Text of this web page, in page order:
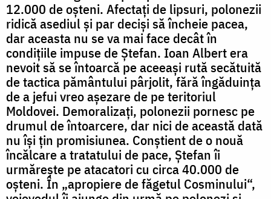
12.000 de oșteni. Afectați de lipsuri, polonezii
ridică asediul și par deciși să încheie pacea,
dar aceasta nu se va mai face decât în
condițiile impuse de Ștefan. Ioan Albert era
nevoit să se întoarcă pe aceeași rută secătuită
de tactica pământului pârjolit, fără îngăduința
de a jefui vreo așezare de pe teritoriul
Moldovei. Demoralizați, polonezii pornesc pe
drumul de întoarcere, dar nici de această dată
nu își țin promisiunea. Conștient de o nouă
încălcare a tratatului de pace, Ștefan îi
urmărește pe atacatori cu circa 40.000 de
oșteni. În „apropiere de făgetul Cosminului“,